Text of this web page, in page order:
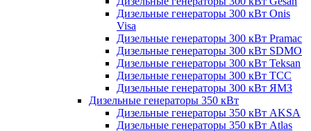
Дизельные генераторы 300 кВт Onis
Visa
Дизельные генераторы 300 кВт Pramac
Дизельные генераторы 300 кВт SDMO
Дизельные генераторы 300 кВт Teksan
Дизельные генераторы 300 кВт ТСС
Дизельные генераторы 300 кВт ЯМЗ
Дизельные генераторы 350 кВт
Дизельные генераторы 350 кВт AKSA
Дизельные генераторы 350 кВт Atlas